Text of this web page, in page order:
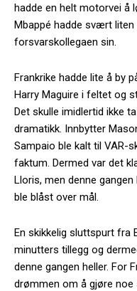
hadde en helt motorvei å
Mbappé hadde svært liten
forsvarskollegaen sin.
Frankrike hadde lite å by
Harry Maguire i feltet og
Det skulle imidlertid ikke
dramatikk. Innbytter
Sampaio ble kalt til VAR-
faktum. Dermed var det
Lloris, men denne
ble blåst over mål.
En skikkelig sluttspurt fra
minutters tillegg og
denne gangen heller. For
drømmen om å gjøre